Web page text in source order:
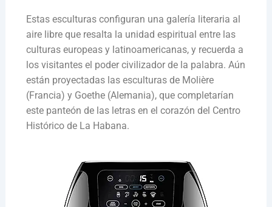
Estas esculturas configuran una galería literaria al
aire libre que resalta la unidad espiritual entre las
culturas europeas y latinoamericanas, y recuerda a
los visitantes el poder civilizador de la palabra. Aún
están proyectadas las esculturas de Molière
(Francia) y Goethe (Alemania), que completarían
este panteón de las letras en el corazón del Centro
Histórico de La Habana.